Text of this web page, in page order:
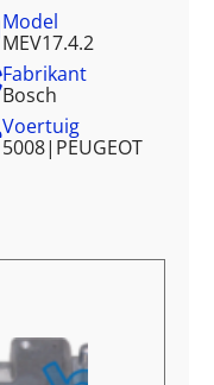
Model
MEV17.4.2
Fabrikant
Bosch
Voertuig
5008| PEUGEOT